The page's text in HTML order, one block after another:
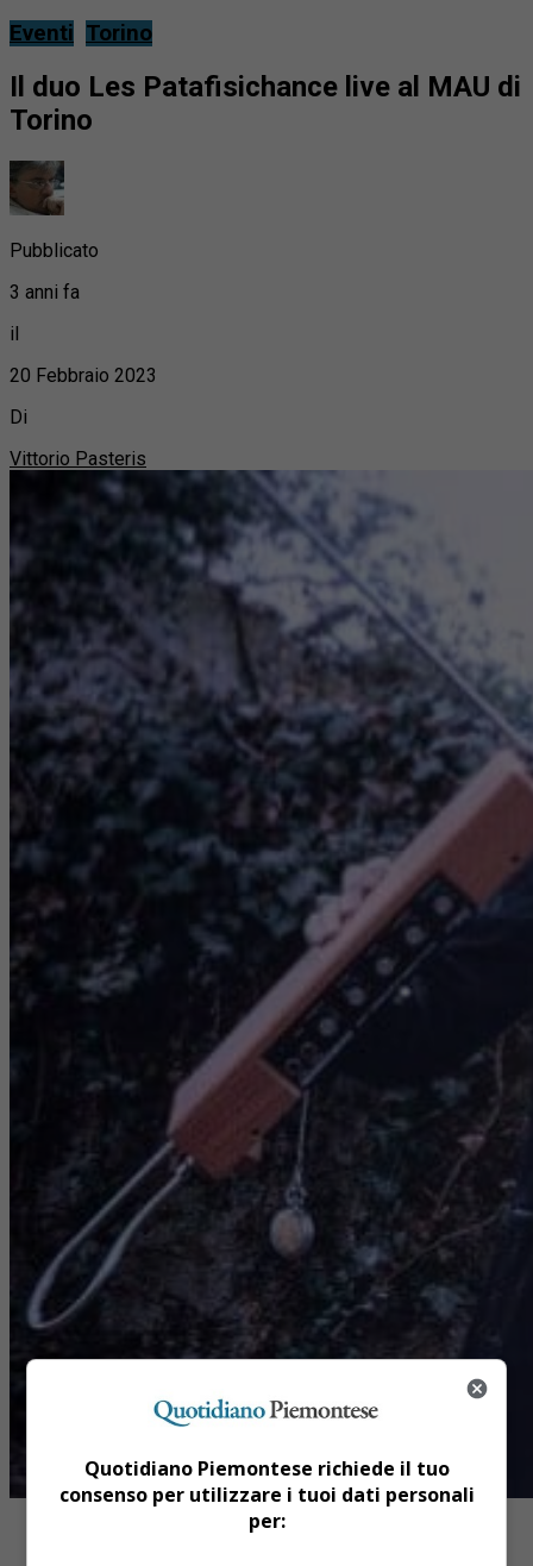
Eventi Torino
Il duo Les Patafisichance live al MAU di
Torino
Pubblicato
3 anni fa
il
20 Febbraio 2023
Di
Vittorio Pasteris
Quotidiano Piemontese richiede il tuo
consenso per utilizzare i tuoi dati personali
per: